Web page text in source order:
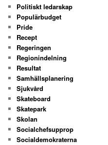
Politiskt ledarskap
Populärbudget
Pride
Recept
Regeringen
Regionindelning
Resultat
Samhällsplanering
Sjukvård
Skateboard
Skatepark
Skolan
Socialchefsupprop
Socialdemokraterna